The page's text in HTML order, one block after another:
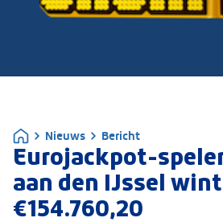
Nieuws Bericht
Eurojackpot-
aan den IJssel wint
€154.760,20